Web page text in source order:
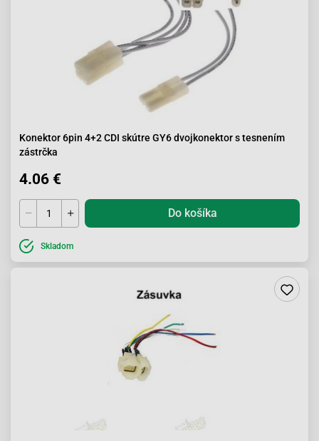
Konektor 6pin 4+2 CDI skútre GY6 dvojkonektor s tesnením
zástrčka
4.06 €
Do košíka
Skladom